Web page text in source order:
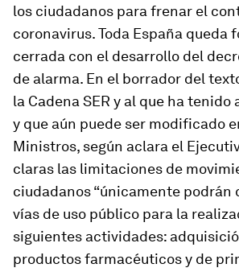
los ciudadanos para frenar el
coronavirus. Toda España queda
cerrada con el desarrollo del
de alarma. En el borrador del
la Cadena SER y al que ha tenido
y que aún puede ser modificado
Ministros, según aclara el
claras las limitaciones de
ciudadanos “únicamente podrán
vías de uso público para la
siguientes actividades:
productos farmacéuticos y de